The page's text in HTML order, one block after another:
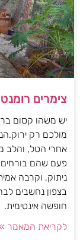
צימרים
יש משהו קסום
מולכם רק
אחרי הטל, והלב
פעם שהם
ניתוק, וקרבה
בצפון נחשבים
חופשה אינטימית.
לקריאת המאמר